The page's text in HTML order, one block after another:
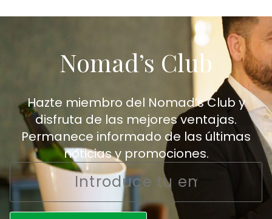
Nomad’s Club
Hazte miembro del Nomad’s Club y
disfruta de las mejores ventajas.
Permanece informado de las últimas
noticias y promociones.
Email
*